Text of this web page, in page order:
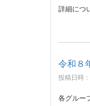
詳細につ
令和８
投稿日時 :
各グルー